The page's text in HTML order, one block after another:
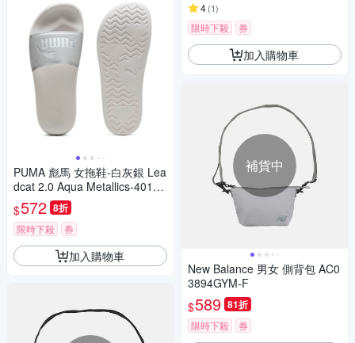
PUMA 彪馬 女拖鞋-白灰銀 Lea
dcat 2.0 Aqua Metallics-40170
701
$572 8折
限時下殺 券
加入購物車
4(1)
限時下殺 券
加入購物車
補貨中
New Balance 男女 側背包 AC0
3894GYM-F
$589 81折
限時下殺 券